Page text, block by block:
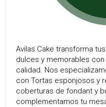
Avilas Cake transforma
dulces y memorables
calidad. Nos
con Tortas esponjosos y
coberturas de fondant y
complementamos tu